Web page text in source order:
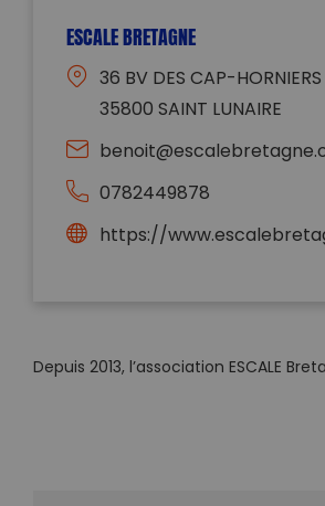
ESCALE BRETAGNE
36 BV DES CAP-HORNIERS
35800 SAINT LUNAIRE
0782449878
https://
Depuis 2013, l’association ESCALE